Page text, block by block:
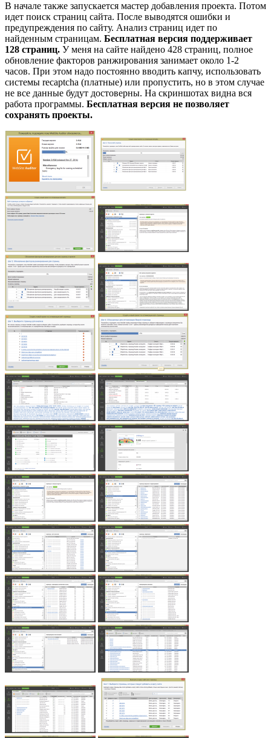
В начале также запускается мастер добавления проекта. Потом
идет поиск страниц сайта. После выводятся ошибки и
предупреждения по сайту. Анализ страниц идет по
найденным страницам. Бесплатная версия поддерживает
128 страниц. У меня на сайте найдено 428 страниц, полное
обновление факторов ранжирования занимает около 1-2
часов. При этом надо постоянно вводить капчу, использовать
системы recaptcha (платные) или пропустить, но в этом случае
не все данные будут достоверны. На скриншотах видна вся
работа программы. Бесплатная версия не позволяет
сохранять проекты.